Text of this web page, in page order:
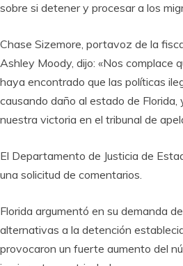
sobre si detener y procesar a los
Chase Sizemore, portavoz de la
Ashley Moody, dijo: «Nos complace
haya encontrado que las políticas
causando daño al estado de
nuestra victoria en el tribunal de
El Departamento de Justicia de
una solicitud de comentarios.
Florida argumentó en su demanda
alternativas a la detención
provocaron un fuerte aumento del